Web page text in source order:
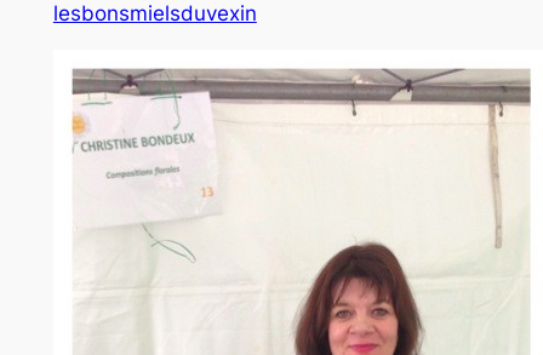
lesbonsmielsduvexin